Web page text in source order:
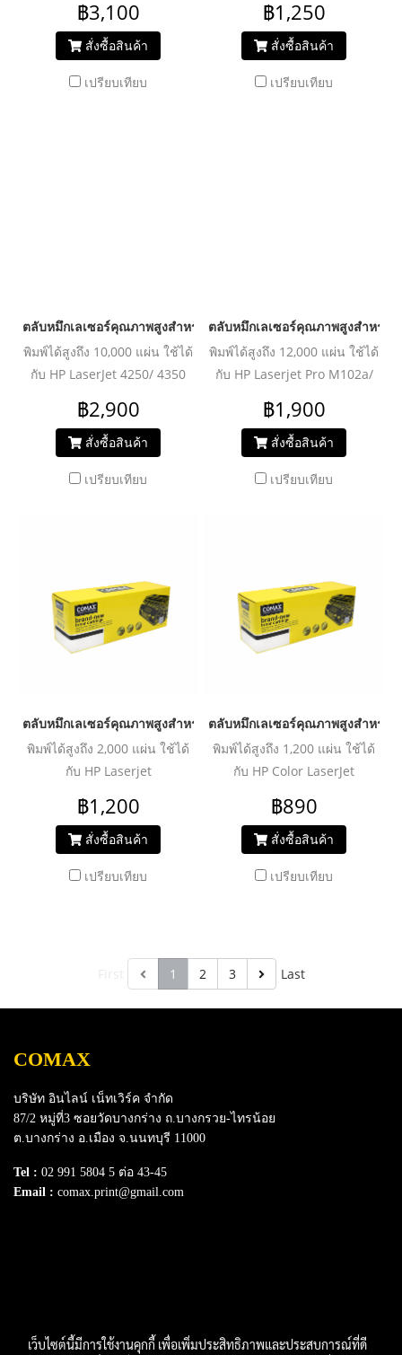
฿3,100
สั่งซื้อสินค้า
เปรียบเทียบ
Canon Laser Shot
LBP440/460/465/660 Canon
L3100/L6000
฿1,250
สั่งซื้อสินค้า
เปรียบเทียบ
ตลับหมึกเลเซอร์คุณภาพสูงสำหรับ HP และ Canon รุ่น Q5942A
พิมพ์ได้สูงถึง 10,000 แผ่น ใช้ได้
กับ HP LaserJet 4250/ 4350
฿2,900
สั่งซื้อสินค้า
เปรียบเทียบ
ตลับหมึกเลเซอร์คุณภาพสูงสำหรับ
พิมพ์ได้สูงถึง 12,000 แผ่น ใช้ได้
กับ HP Laserjet Pro M102a/
M102w/ M103a/
M103nw/M130/ M130fw
฿1,900
สั่งซื้อสินค้า
เปรียบเทียบ
ตลับหมึกเลเซอร์คุณภาพสูงสำหรับ HP และ Canon รุ่น CB436A
พิมพ์ได้สูงถึง 2,000 แผ่น ใช้ได้
กับ HP Laserjet
P1505/M1120/
M1522n/M1522nf / Canon
LBP3250/
฿1,200
สั่งซื้อสินค้า
เปรียบเทียบ
ตลับหมึกเลเซอร์คุณภาพสูงสำหรับ
พิมพ์ได้สูงถึง 1,200 แผ่น ใช้ได้
กับ HP Color LaserJet
CP1025/CP1025NWHP
LaserJet Pro 100 color MFP
M175a/M275a/HP Color
M153/M176n/M177fw/Canon
฿890
สั่งซื้อสินค้า
เปรียบเทียบ
1 2 3 Last
COMAX
บริษัท อินไลน์ เน็ทเวิร์ค จำกัด
87/2 หมู่ที่3 ซอยวัดบางกร่าง ถ.บางกรวย-ไทรน้อย
ต.บางกร่าง อ.เมือง จ.นนทบุรี 11000
Tel : 02 991 5804 5 ต่อ 43-45
Email : comax.print@gmail.com
Contact Us
เว็บไซต์นี้มีการใช้งานคุกกี้ เพื่อเพิ่มประสิทธิภาพและประสบการณ์ที่ดี